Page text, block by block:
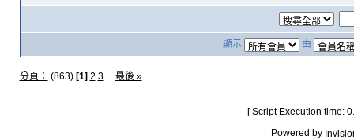
顯示 由
分頁： (863) [1] 2 3... 最後 »
[ Script Execution time:
Powered by